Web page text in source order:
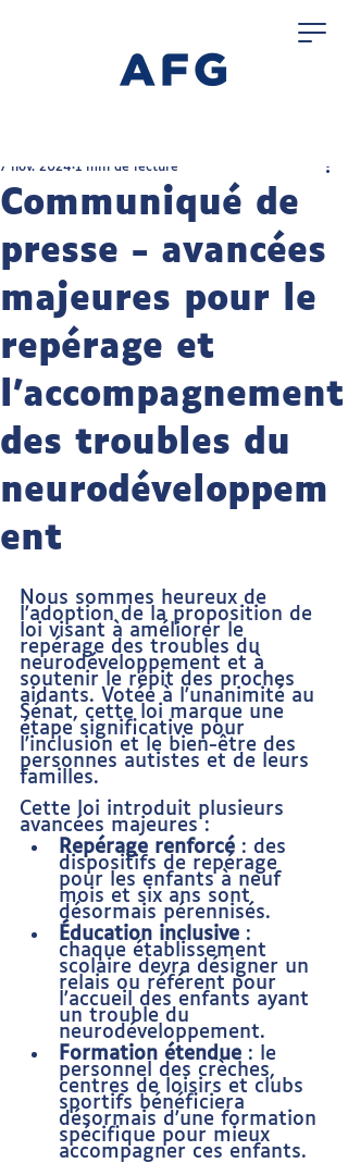
Communiqué de
presse - avancées
majeures pour le
repérage et
l'accompagnement
des troubles du
neurodéveloppem
ent
7 nov. 2024 1 min de lecture
Nous sommes heureux de
l'adoption de la proposition de
loi visant à améliorer le
repérage des troubles du
neurodéveloppement et à
soutenir le répit des proches
aidants. Votée à l'unanimité au
Sénat, cette loi marque une
étape significative pour
l'inclusion et le bien-être des
personnes autistes et de leurs
familles.
Cette loi introduit plusieurs
avancées majeures :
Repérage renforcé : des
dispositifs de repérage
pour les enfants à neuf
mois et six ans sont
désormais pérennisés.
Éducation inclusive :
chaque établissement
scolaire devra désigner un
relais ou référent pour
l'accueil des enfants ayant
un trouble du
neurodéveloppement.
Formation étendue : le
personnel des crèches,
centres de loisirs et clubs
sportifs bénéficiera
désormais d'une formation
spécifique pour mieux
accompagner ces enfants.